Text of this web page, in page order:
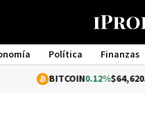
Política Finanzas
BITCOIN0.12%$64,620.01